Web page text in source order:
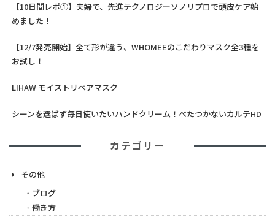
【10日間レポ①】夫婦で、先進テクノロジーソノリプロで頭皮ケア始
めました！
【12/7発売開始】全て形が違う、WHOMEEのこだわりマスク全3種を
お試し！
LIHAW モイストリペアマスク
シーンを選ばず毎日使いたいハンドクリーム！べたつかないカルテHD
カテゴリー
その他
ブログ
働き方